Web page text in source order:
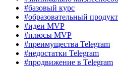
#базовый курс
#образовательный продукт
#идеи MVP
#плюсы MVP
#преимущества Telegram
#недостатки Telegram
#продвижение в Telegram